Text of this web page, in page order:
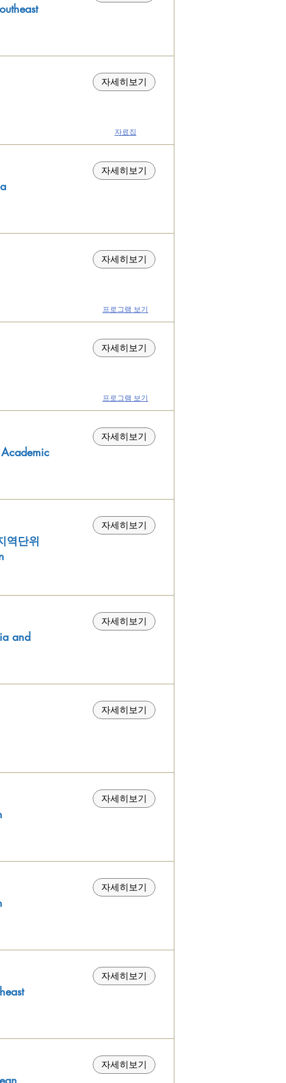
자세히보기
​자료집
자세히보기
자세히보기
​프로그램 보기
자세히보기
프로그램 보기
자세히보기
역단위
자세히보기
and
자세히보기
자세히보기
자세히보기
자세히보기
자세히보기
자세히보기